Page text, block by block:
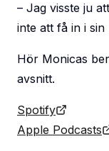
– Jag visste ju
inte att få in i sin
Hör Monicas
avsnitt.
Spotify
Apple Podcasts